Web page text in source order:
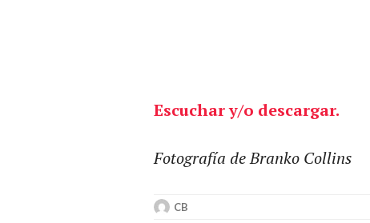
Escuchar y/o descargar.
Fotografía de Branko Collins
CB